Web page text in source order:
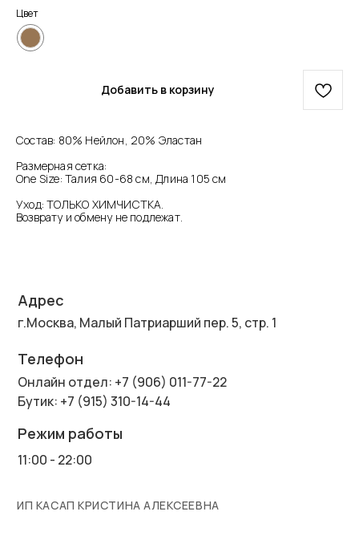
Цвет
Добавить в корзину
Состав: 80% Нейлон, 20% Эластан
Размерная сетка:
One Size: Талия 60-68 см, Длина 105 см
Уход: ТОЛЬКО ХИМЧИСТКА.
Возврату и обмену не подлежат.
Адрес
г.Москва, Малый Патриарший пер. 5, стр. 1
Режим работы
11:00 - 22:00
Телефон
Онлайн отдел: +7 (906) 011-77-22
Бутик: +7 (915) 310-14-44
ИП КАСАП КРИСТИНА АЛЕКСЕЕВНА